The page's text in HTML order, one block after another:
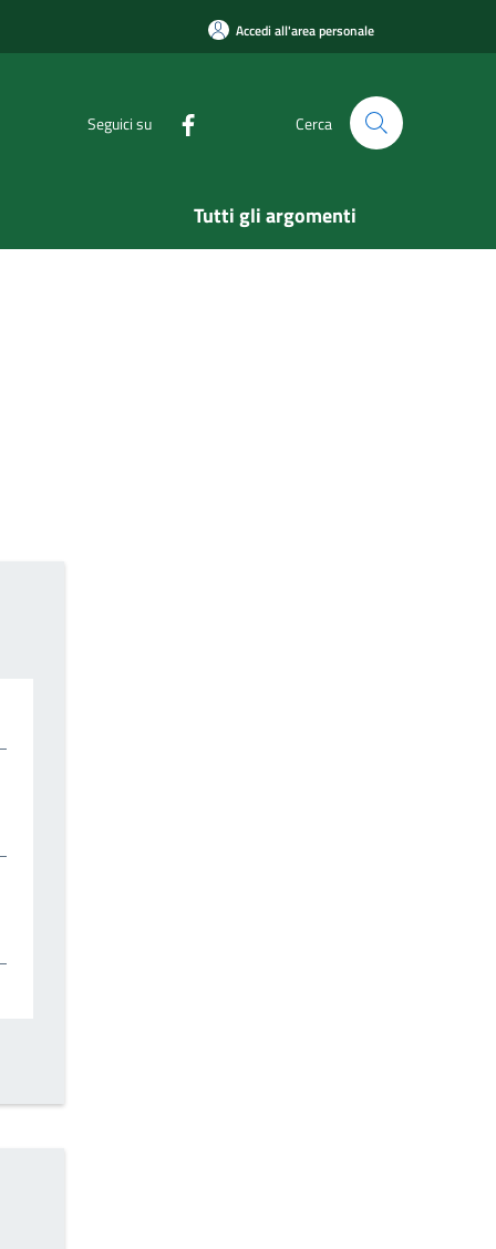
Accedi all'area personale
Seguici su Cerca
Tutti gli argomenti